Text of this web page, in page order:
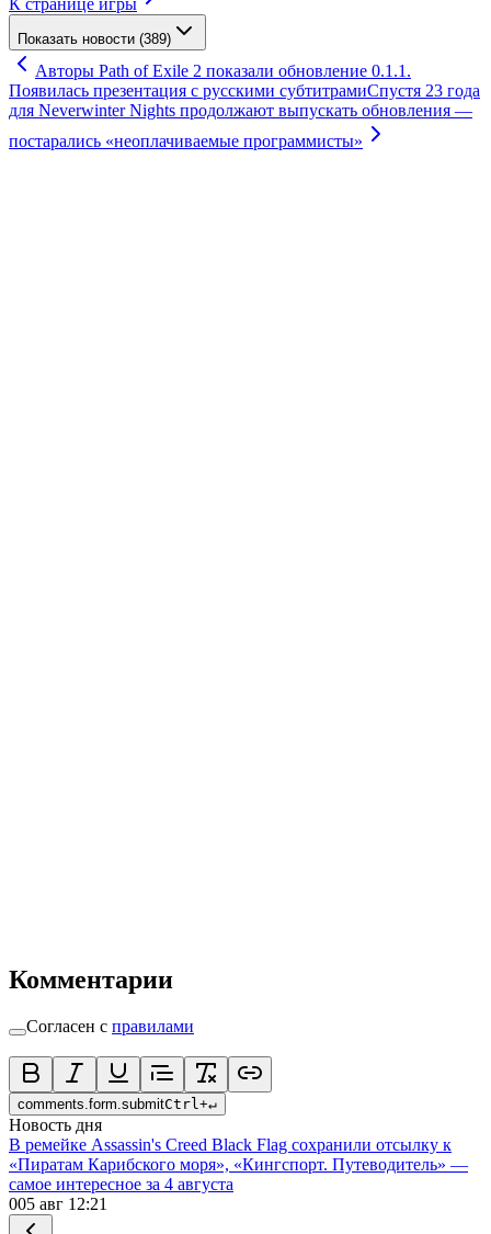
К странице игры
Показать новости (389)
Авторы Path of Exile 2 показали обновление 0.1.1.
Появилась презентация с русскими субтитрамиСпустя 23 года
для Neverwinter Nights продолжают выпускать обновления —
постарались «неоплачиваемые программисты»
Комментарии
Согласен с правилами
comments.form.submitCtrl +↵
Новость дня
В ремейке Assassin's Creed Black Flag сохранили отсылку к
«Пиратам Карибского моря», «Кингспорт. Путеводитель» —
самое интересное за 4 августа
005 авг 12:21